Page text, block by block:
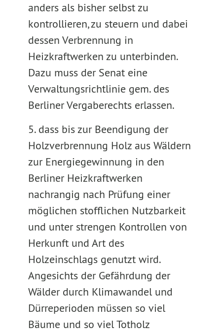
anders als bisher selbst zu
kontrollieren, zu steuern und dabei
dessen Verbrennung in
Heizkraftwerken zu unterbinden.
Dazu muss der Senat eine
Verwaltungsrichtlinie gem. des
Berliner Vergaberechts erlassen.
5. dass bis zur Beendigung der
Holzverbrennung Holz aus Wäldern
zur Energiegewinnung in den
Berliner Heizkraftwerken
nachrangig nach Prüfung einer
möglichen stofflichen Nutzbarkeit
und unter strengen Kontrollen von
Herkunft und Art des
Holzeinschlags genutzt wird.
Angesichts der Gefährdung der
Wälder durch Klimawandel und
Dürreperioden müssen so viel
Bäume und so viel Totholz